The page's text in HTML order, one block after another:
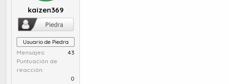
kaizen369
Usuario de Piedra
Mensajes
43
Puntuación de
reacción
0